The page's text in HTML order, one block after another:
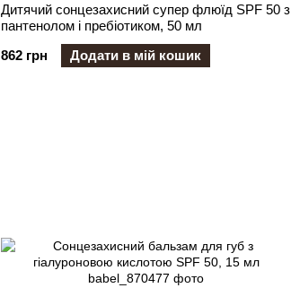
Дитячий сонцезахисний супер флюїд SPF 50 з
пантенолом і пребіотиком, 50 мл
862 грн
Додати в мій кошик